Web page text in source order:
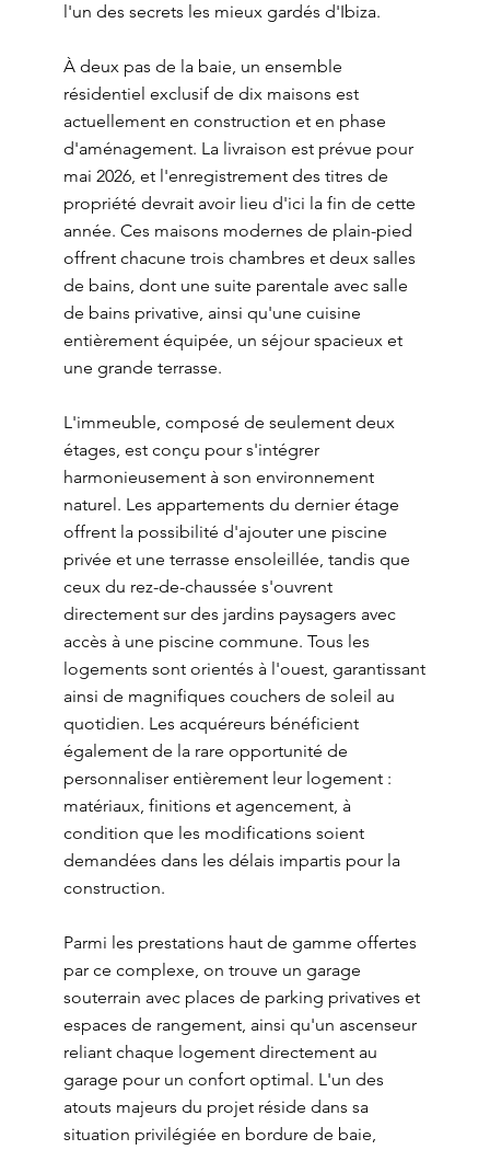
l'un des secrets les mieux gardés d'Ibiza.
À deux pas de la baie, un ensemble
résidentiel exclusif de dix maisons est
actuellement en construction et en phase
d'aménagement. La livraison est prévue pour
mai 2026, et l'enregistrement des titres de
propriété devrait avoir lieu d'ici la fin de cette
année. Ces maisons modernes de plain-pied
offrent chacune trois chambres et deux salles
de bains, dont une suite parentale avec salle
de bains privative, ainsi qu'une cuisine
entièrement équipée, un séjour spacieux et
une grande terrasse.
L'immeuble, composé de seulement deux
étages, est conçu pour s'intégrer
harmonieusement à son environnement
naturel. Les appartements du dernier étage
offrent la possibilité d'ajouter une piscine
privée et une terrasse ensoleillée, tandis que
ceux du rez-de-chaussée s'ouvrent
directement sur des jardins paysagers avec
accès à une piscine commune. Tous les
logements sont orientés à l'ouest, garantissant
ainsi de magnifiques couchers de soleil au
quotidien. Les acquéreurs bénéficient
également de la rare opportunité de
personnaliser entièrement leur logement :
matériaux, finitions et agencement, à
condition que les modifications soient
demandées dans les délais impartis pour la
construction.
Parmi les prestations haut de gamme offertes
par ce complexe, on trouve un garage
souterrain avec places de parking privatives et
espaces de rangement, ainsi qu'un ascenseur
reliant chaque logement directement au
garage pour un confort optimal. L'un des
atouts majeurs du projet réside dans sa
situation privilégiée en bordure de baie,